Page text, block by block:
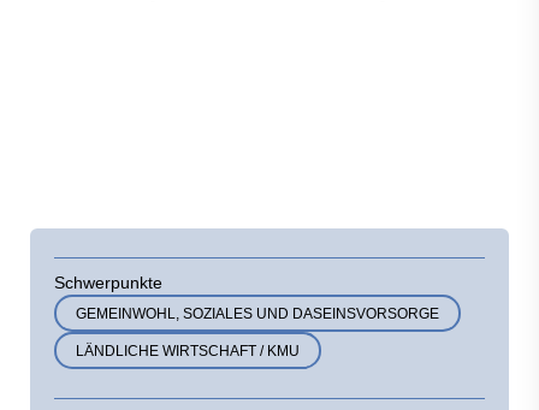
Schwerpunkte
GEMEINWOHL, SOZIALES UND DASEINSVORSORGE
LÄNDLICHE WIRTSCHAFT / KMU